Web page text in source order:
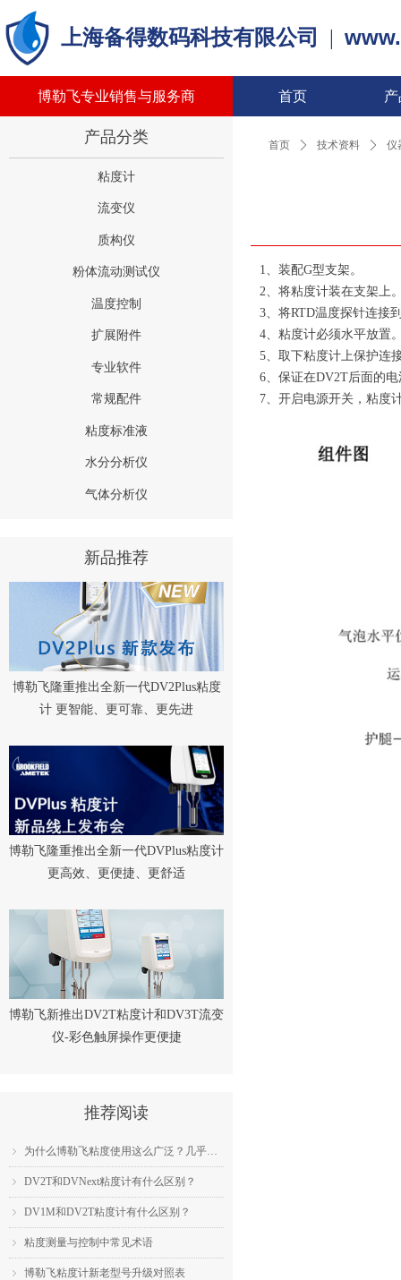
上海备得数码科技有限公司 |
首页
博勒飞专业销售与服务商
首页 ꄲ 技术资料 ꄲ 仪
1、装配G型支架。
2、将粘度计装在支架上
3、将RTD温度探针连接
4、粘度计必须水平放置
5、取下粘度计上保护连
6、保证在DV2T后面的
7、开启电源开关，粘度
粘度计
流变仪
质构仪
粉体流动测试仪
温度控制
扩展附件
专业软件
常规配件
粘度标准液
水分分析仪
气体分析仪
产品分类
ꁇ 为什么博勒飞粘度使用这么广泛？几乎成为了行业标准？
ꁇ DV2T和DVNext粘度计有什么区别？
ꁇ DV1M和DV2T粘度计有什么区别？
ꁇ 粘度测量与控制中常见术语
ꁇ 博勒飞粘度计新老型号升级对照表
推荐阅读
新品推荐
博勒飞隆重推出全新一代DV2Plus粘度
计 更智能、更可靠、更先进
博勒飞隆重推出全新一代DVPlus粘度计
更高效、更便捷、更舒适
博勒飞新推出DV2T粘度计和DV3T流变
仪-彩色触屏操作更便捷